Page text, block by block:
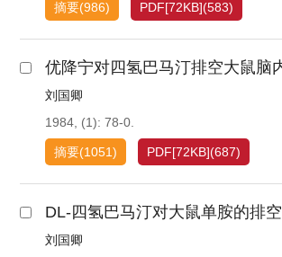
摘要(986) PDF[72KB](583)
优降宁对四氢巴马汀排空大鼠脑
刘国卿
1984, (1): 78-0.
摘要(1051) PDF[72KB](687)
DL-四氢巴马汀对大鼠单胺的排
刘国卿